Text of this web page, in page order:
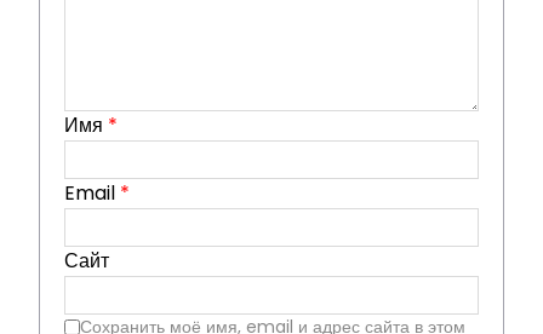
Имя *
Email *
Сайт
Сохранить моё имя, email и адрес сайта в этом